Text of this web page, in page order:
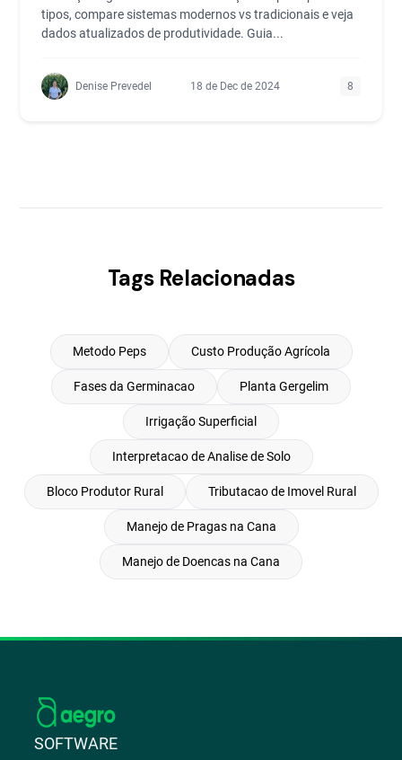
tipos, compare sistemas modernos vs tradicionais e veja
dados atualizados de produtividade. Guia...
Denise Prevedel 18 de Dec de 2024 8
Tags Relacionadas
Metodo Peps Custo Produção Agrícola
Fases da Germinacao Planta Gergelim
Irrigação Superficial
Interpretacao de Analise de Solo
Bloco Produtor Rural Tributacao de Imovel Rural
Manejo de Pragas na Cana
Manejo de Doencas na Cana
SOFTWARE